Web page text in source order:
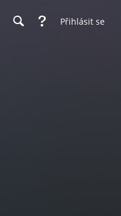
Přihlásit se